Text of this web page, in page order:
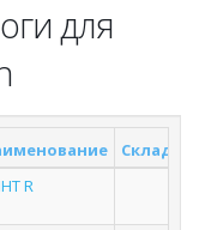
для
Склад *
R